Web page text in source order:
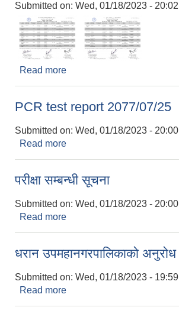
Submitted on: Wed, 01/18/2023 - 20:02
Read more
PCR test report 2077/07/25
Submitted on: Wed, 01/18/2023 - 20:00
Read more
परीक्षा सम्बन्धी सूचना
Submitted on: Wed, 01/18/2023 - 20:00
Read more
धरान उपमहानगरपालिकाको अनुरोध
Submitted on: Wed, 01/18/2023 - 19:59
Read more